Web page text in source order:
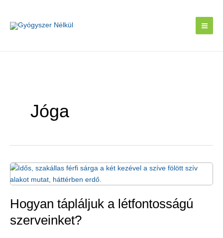
content
Jóga
Hogyan tápláljuk a létfontosságú
szerveinket?